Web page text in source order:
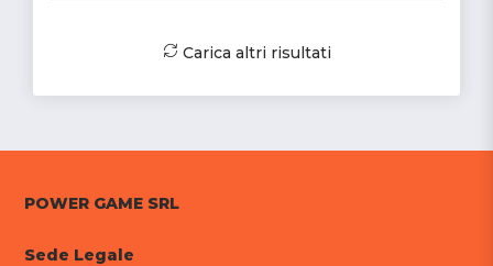
Carica altri risultati
POWER GAME SRL
Sede Legale